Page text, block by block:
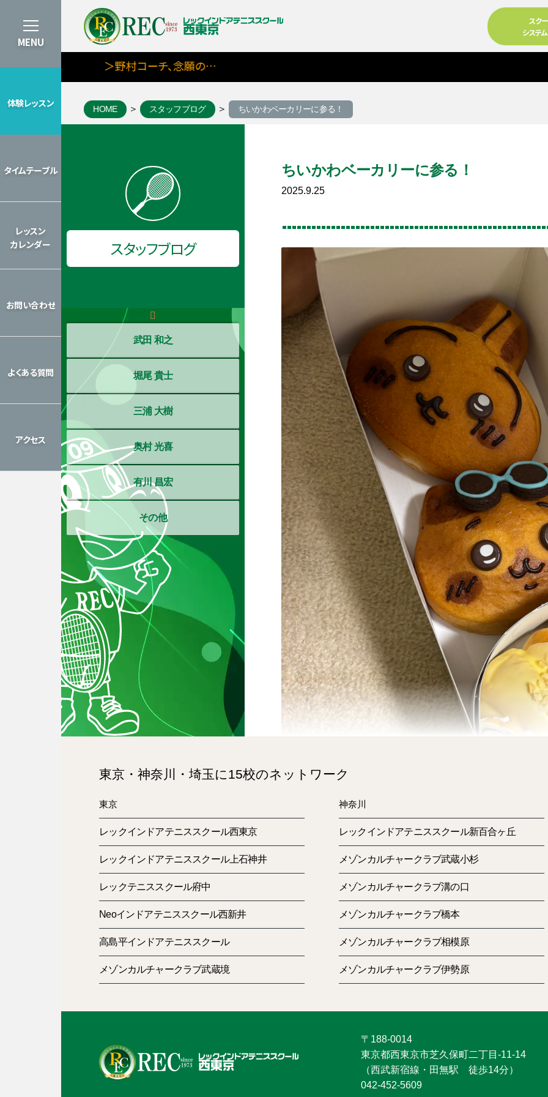
MENU
体験レッスン
タイムテーブル
レッスン
カレンダー
お問い合わせ
よくある質問
アクセス
スク
システ
＞野村コーチ、念願の…
HOME スタッフブログ ちいかわベーカリーに参る！
スタッフブログ
武田 和之
堀尾 貴士
三浦 大樹
奥村 光喜
有川 昌宏
その他
ちいかわベーカリーに参る！
2025.9.25
いつもアクセスいただきありがとうございます。
納原でございます。
パンのクオリティが高すぎてびっくりしました！！
皆様もぜひいってみてください！ちなみに私は栗まんじゅ
東京・神奈川・埼玉に15校のネットワーク
東京
レックインドアテニススクール西東京
レックインドアテニススクール上石神井
レックテニススクール府中
Neoインドアテニススクール西新井
高島平インドアテニススクール
メゾンカルチャークラブ武蔵境
神奈川
レックインドアテニススクール新百合ヶ丘
メゾンカルチャークラブ武蔵小杉
メゾンカルチャークラブ溝の口
メゾンカルチャークラブ橋本
メゾンカルチャークラブ相模原
メゾンカルチャークラブ伊勢原
〒188-0014
東京都西東京市芝久保町二丁目-11-14
（西武新宿線・田無駅 徒歩14分）
042-452-5609